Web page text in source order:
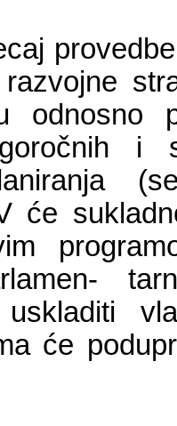
odnosno
i
će
uskladiti
će